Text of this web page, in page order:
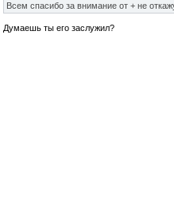
Всем спасибо за внимание от + не
Думаешь ты его заслужил?